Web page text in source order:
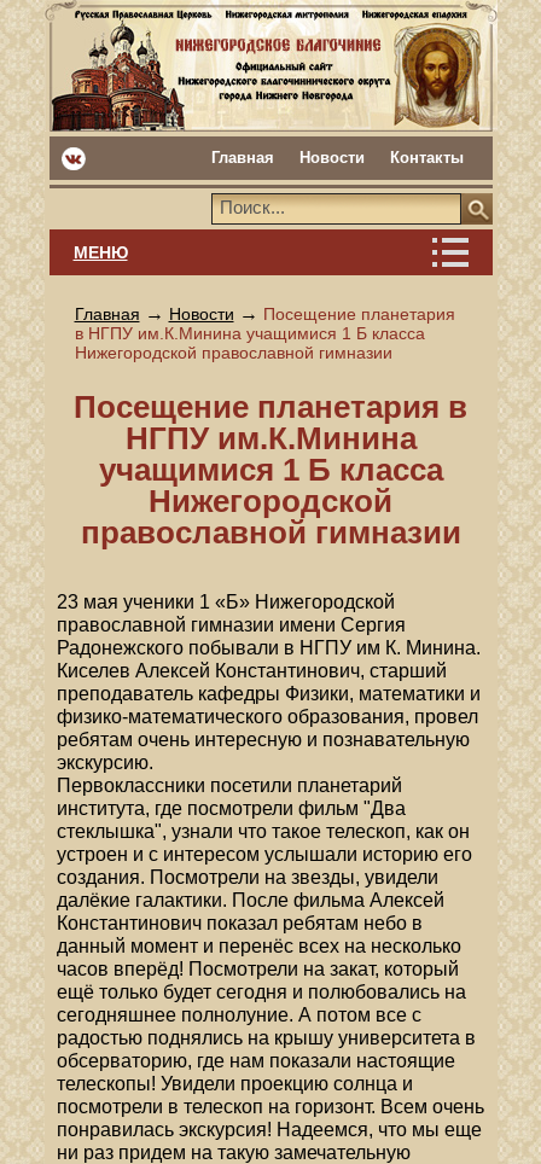
Главная Новости Контакты
МЕНЮ
Главная → Новости → Посещение планетария
в НГПУ им.К.Минина учащимися 1 Б класса
Нижегородской православной гимназии
Посещение планетария в
НГПУ им.К.Минина
учащимися 1 Б класса
Нижегородской
православной гимназии
23 мая ученики 1 «Б» Нижегородской
православной гимназии имени Сергия
Радонежского побывали в НГПУ им К. Минина.
Киселев Алексей Константинович, старший
преподаватель кафедры Физики, математики и
физико-математического образования, провел
ребятам очень интересную и познавательную
экскурсию.
Первоклассники посетили планетарий
института, где посмотрели фильм "Два
стеклышка", узнали что такое телескоп, как он
устроен и с интересом услышали историю его
создания. Посмотрели на звезды, увидели
далёкие галактики. После фильма Алексей
Константинович показал ребятам небо в
данный момент и перенёс всех на несколько
часов вперёд! Посмотрели на закат, который
ещё только будет сегодня и полюбовались на
сегодняшнее полнолуние. А потом все с
радостью поднялись на крышу университета в
обсерваторию, где нам показали настоящие
телескопы! Увидели проекцию солнца и
посмотрели в телескоп на горизонт. Всем очень
понравилась экскурсия! Надеемся, что мы еще
ни раз придем на такую замечательную